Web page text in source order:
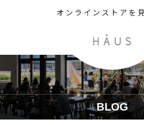
オンラインストアを
BLOG